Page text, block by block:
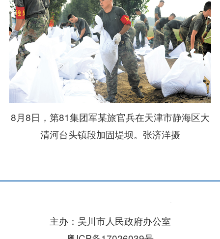
8月8日，第81集团军某旅官兵在天津市静海区大
清河台头镇段加固堤坝。张济洋摄
主办：吴川市人民政府办公室